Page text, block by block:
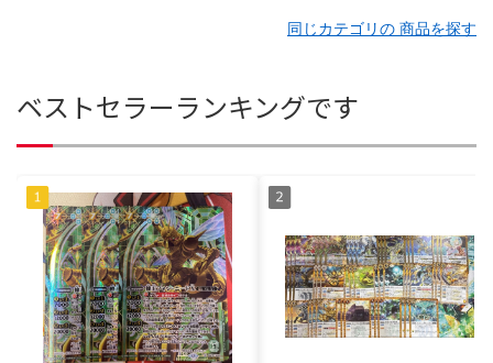
同じカテゴリの 商品を探す
ベストセラーランキングです